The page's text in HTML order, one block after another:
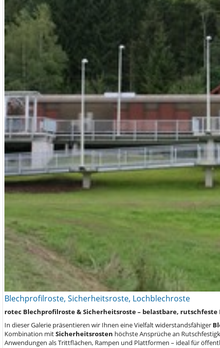
Blechprofilroste, Sicherheitsroste, Lochblechroste
rotec Blechprofilroste & Sicherheitsroste – belastbare, rutschfeste
In dieser Galerie präsentieren wir Ihnen eine Vielfalt widerstandsfähiger
Kombination mitSicherheitsrosten höchste Ansprüche an
Anwendungen als Trittflächen, Rampen und Plattformen – ideal für